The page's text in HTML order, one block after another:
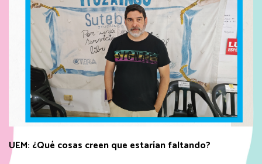
UEM: ¿Qué cosas creen que estarían faltando?